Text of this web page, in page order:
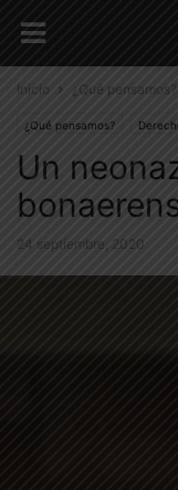
Inicio ¿Qué pensamos?
¿Qué pensamos?
Un
24 septiembre, 2020